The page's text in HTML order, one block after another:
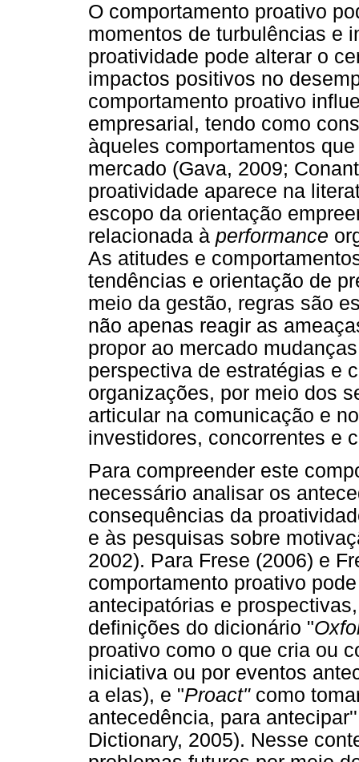
O comportamento proativo
momentos de turbulências e
proatividade pode alterar o
impactos positivos no
comportamento proativo
empresarial, tendo como
àqueles comportamentos
mercado (Gava, 2009;
proatividade aparece na
escopo da orientação
relacionada à performance
As atitudes e
tendências e orientação de
meio da gestão, regras são
não apenas reagir as
propor ao mercado
perspectiva de estratégias e
organizações, por meio dos
articular na comunicação e
investidores, concorrentes e
Para compreender este
necessário analisar os
consequências da
e às pesquisas sobre
2002). Para Frese (2006) e
comportamento proativo
antecipatórias e
definições do dicionário "
proativo como o que cria ou
iniciativa ou por eventos
a elas), e "Proact" como
antecedência, para
Dictionary, 2005). Nesse